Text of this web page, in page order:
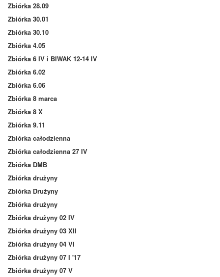
Zbiórka 28.09
Zbiórka 30.01
Zbiórka 30.10
Zbiórka 4.05
Zbiórka 6 IV i BIWAK 12-14 IV
Zbiórka 6.02
Zbiórka 6.06
Zbiórka 8 marca
Zbiórka 8 X
Zbiórka 9.11
Zbiórka całodzienna
Zbiórka całodzienna 27 IV
Zbiórka DMB
Zbiórka drużyny
Zbiórka Drużyny
Zbiórka drużyny
Zbiórka drużyny 02 IV
Zbiórka drużyny 03 XII
Zbiórka drużyny 04 VI
Zbiórka drużyny 07 I '17
Zbiórka drużyny 07 V